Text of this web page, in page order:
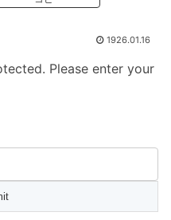
1926.01.16
Please enter your